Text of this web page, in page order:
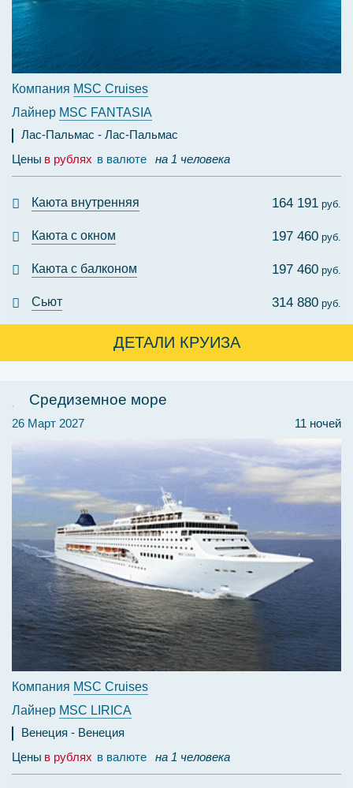
Компания MSC Cruises
Лайнер MSC FANTASIA
Лас-Пальмас
Лас-Пальмас
Цены в рублях в валюте на 1 человека
Каюта внутренняя 164 191 руб.
Каюта с окном 197 460 руб.
Каюта с балконом 197 460 руб.
Сьют 314 880 руб.
ДЕТАЛИ КРУИЗА
Средиземное море
11 ночей
26 Март 2027
Компания MSC Cruises
Лайнер MSC LIRICA
Венеция
Венеция
Цены в рублях в валюте на 1 человека